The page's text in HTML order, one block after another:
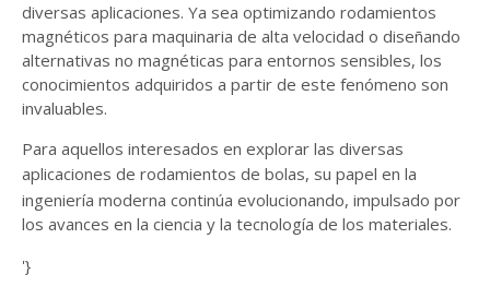
diversas aplicaciones. Ya sea optimizando rodamientos
magnéticos para maquinaria de alta velocidad o diseñando
alternativas no magnéticas para entornos sensibles, los
conocimientos adquiridos a partir de este fenómeno son
invaluables.
Para aquellos interesados ​​en explorar las diversas
aplicaciones de rodamientos de bolas, su papel en la
ingeniería moderna continúa evolucionando, impulsado por
los avances en la ciencia y la tecnología de los materiales.
'}